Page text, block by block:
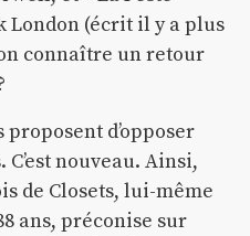
London (écrit il y a plus
connaître un retour
d’opposer
C’est nouveau. Ainsi,
de Closets, lui-même
ans, préconise sur